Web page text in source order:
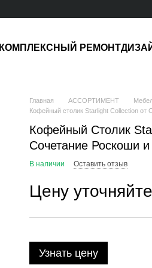
КОМПЛЕКСНЫЙ РЕМОНТ
Главная АССОРТИМЕНТ
Кофейный столик Starlight Collection от
Кофейный Столик
Сочетание Роскоши и
В наличии Оставить отзыв
Цену уточняйте
Узнать цену